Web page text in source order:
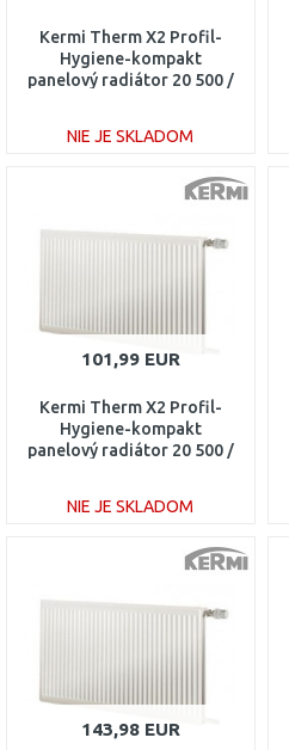
Kermi Therm X2 Profil-
Hygiene-kompakt
panelový radiátor 20 500 /
NIE JE SKLADOM
DO KOŠÍKA
Porovnať
101,99 EUR
Kermi Therm X2 Profil-
Hygiene-kompakt
panelový radiátor 20 500 /
NIE JE SKLADOM
DO KOŠÍKA
Porovnať
143,98 EUR